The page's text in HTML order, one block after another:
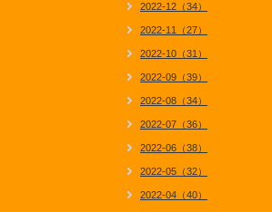
2022-12（34）
2022-11（27）
2022-10（31）
2022-09（39）
2022-08（34）
2022-07（36）
2022-06（38）
2022-05（32）
2022-04（40）